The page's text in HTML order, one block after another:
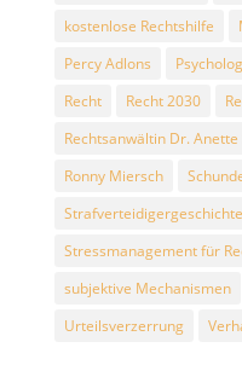
kostenlose Rechtshilfe
Percy Adlons
Recht
Recht 2030
Rechtsanwältin Dr.
Ronny Miersch
Strafverteidigergeschichte
Stressmanagement für
subjektive Mechanismen
Urteilsverzerrung